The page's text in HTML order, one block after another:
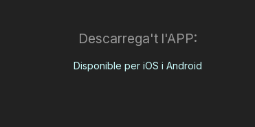
Descarrega't l'APP:
Disponible per iOS i Android